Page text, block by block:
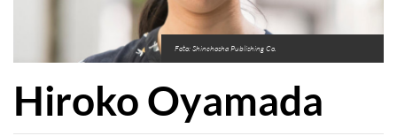
Foto: Shinchosha Publishing Co.
Hiroko Oyamada